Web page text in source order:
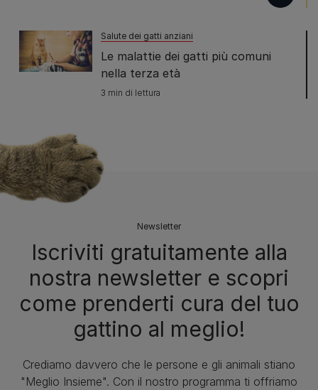
Salute dei gatti anziani
Le malattie dei gatti più comuni
nella terza età
3 min di lettura
Newsletter
Iscriviti gratuitamente alla
nostra newsletter e scopri
come prenderti cura del tuo
gattino al meglio!
Crediamo davvero che le persone e gli animali stiano
"Meglio Insieme". Con il nostro programma ti offriamo